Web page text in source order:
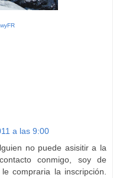
a las 9:00
no puede asisitir a la
conmigo, soy de
compraria la inscripción.